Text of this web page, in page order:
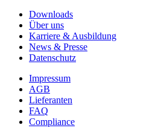
Downloads
Über uns
Karriere & Ausbildung
News & Presse
Datenschutz
Impressum
AGB
Lieferanten
FAQ
Compliance